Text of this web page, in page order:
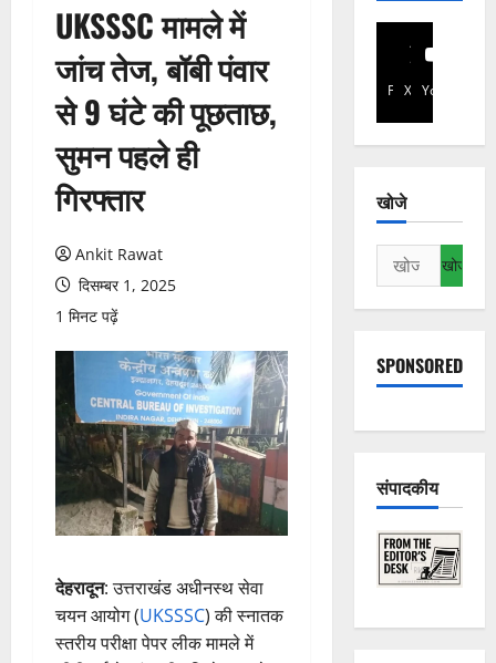
UKSSSC मामले में
जांच तेज, बॉबी पंवार
से 9 घंटे की पूछताछ,
सुमन पहले ही
गिरफ्तार
Ankit Rawat
दिसम्बर 1, 2025
1 मिनट पढ़ें
देहरादून: उत्तराखंड अधीनस्थ सेवा
चयन आयोग (UKSSSC) की स्नातक
स्तरीय परीक्षा पेपर लीक मामले में
Facebook
X YouTube
खोजे
निम्न
को
खोजें:
SPONSORED
संपादकीय